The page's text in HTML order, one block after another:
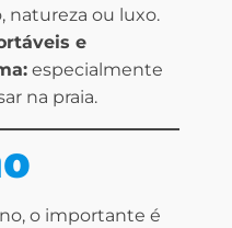
natureza ou luxo.
e
especialmente
na praia.
o importante é